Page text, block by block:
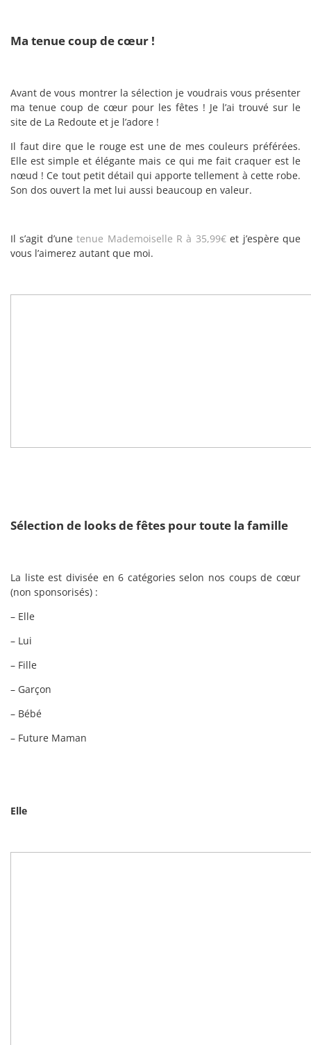
Ma tenue coup de cœur !
Avant de vous montrer la sélection je voudrais vous présenter
ma tenue coup de cœur pour les fêtes ! Je l’ai trouvé sur le
site de La Redoute et je l’adore !
Il faut dire que le rouge est une de mes couleurs préférées.
Elle est simple et élégante mais ce qui me fait craquer est le
nœud ! Ce tout petit détail qui apporte tellement à cette robe.
Son dos ouvert la met lui aussi beaucoup en valeur.
Il s’agit d’unetenue Mademoiselle R à 35,99€et j’espère que
vous l’aimerez autant que moi.
Sélection de looks de fêtes pour toute la famille
La liste est divisée en 6 catégories selon nos coups de cœur
(non sponsorisés) :
– Elle
– Lui
– Fille
– Garçon
– Bébé
– Future Maman
Elle